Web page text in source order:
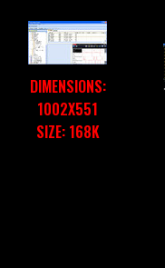
DIMENSIONS:
1002X551
SIZE: 168K